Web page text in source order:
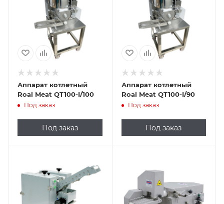
Аппарат котлетный
Roal Meat QT100-I/100
Под заказ
Под заказ
Аппарат котлетный
Roal Meat QT100-I/90
Под заказ
Под заказ